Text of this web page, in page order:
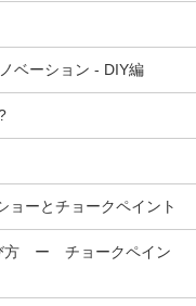
ベーション - DIY編
ョーとチョークペイント
方 ー チョークペイン